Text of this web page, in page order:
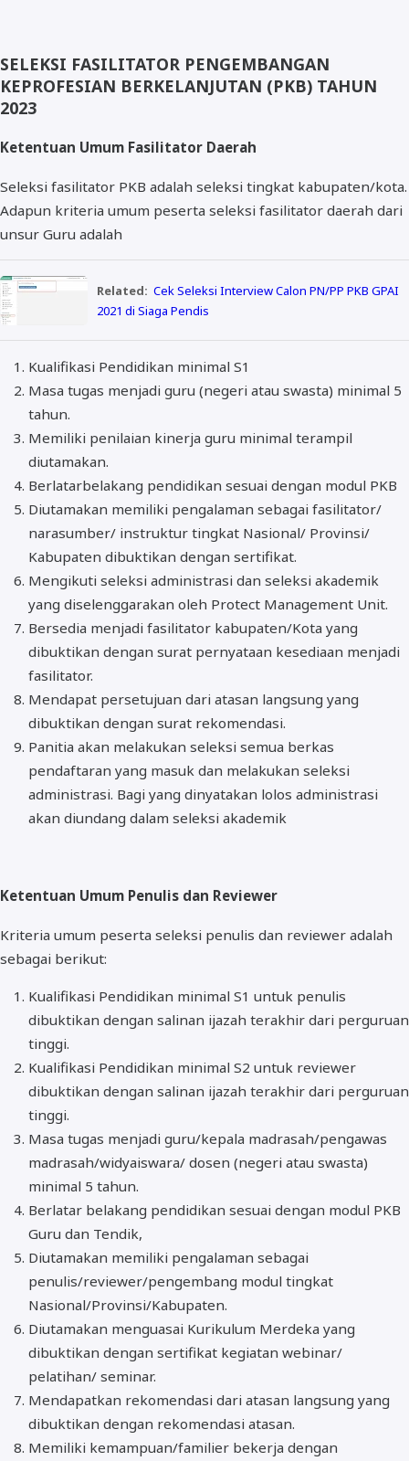
SELEKSI FASILITATOR PENGEMBANGAN
KEPROFESIAN BERKELANJUTAN (PKB) TAHUN
2023
Ketentuan Umum Fasilitator Daerah
Seleksi fasilitator PKB adalah seleksi tingkat kabupaten/kota.
Adapun kriteria umum peserta seleksi fasilitator daerah dari
unsur Guru adalah
Related: Cek Seleksi Interview Calon PN/PP PKB GPAI
2021 di Siaga Pendis
Kualifikasi Pendidikan minimal S1
Masa tugas menjadi guru (negeri atau swasta) minimal 5
tahun.
Memiliki penilaian kinerja guru minimal terampil
diutamakan.
Berlatarbelakang pendidikan sesuai dengan modul PKB
Diutamakan memiliki pengalaman sebagai fasilitator/
narasumber/ instruktur tingkat Nasional/ Provinsi/
Kabupaten dibuktikan dengan sertifikat.
Mengikuti seleksi administrasi dan seleksi akademik
yang diselenggarakan oleh Protect Management Unit.
Bersedia menjadi fasilitator kabupaten/Kota yang
dibuktikan dengan surat pernyataan kesediaan menjadi
fasilitator.
Mendapat persetujuan dari atasan langsung yang
dibuktikan dengan surat rekomendasi.
Panitia akan melakukan seleksi semua berkas
pendaftaran yang masuk dan melakukan seleksi
administrasi. Bagi yang dinyatakan lolos administrasi
akan diundang dalam seleksi akademik
Ketentuan Umum Penulis dan Reviewer
Kriteria umum peserta seleksi penulis dan reviewer adalah
sebagai berikut:
Kualifikasi Pendidikan minimal S1 untuk penulis
dibuktikan dengan salinan ijazah terakhir dari perguruan
tinggi.
Kualifikasi Pendidikan minimal S2 untuk reviewer
dibuktikan dengan salinan ijazah terakhir dari perguruan
tinggi.
Masa tugas menjadi guru/kepala madrasah/pengawas
madrasah/widyaiswara/ dosen (negeri atau swasta)
minimal 5 tahun.
Berlatar belakang pendidikan sesuai dengan modul PKB
Guru dan Tendik,
Diutamakan memiliki pengalaman sebagai
penulis/reviewer/pengembang modul tingkat
Nasional/Provinsi/Kabupaten.
Diutamakan menguasai Kurikulum Merdeka yang
dibuktikan dengan sertifikat kegiatan webinar/
pelatihan/ seminar.
Mendapatkan rekomendasi dari atasan langsung yang
dibuktikan dengan rekomendasi atasan.
Memiliki kemampuan/familier bekerja dengan